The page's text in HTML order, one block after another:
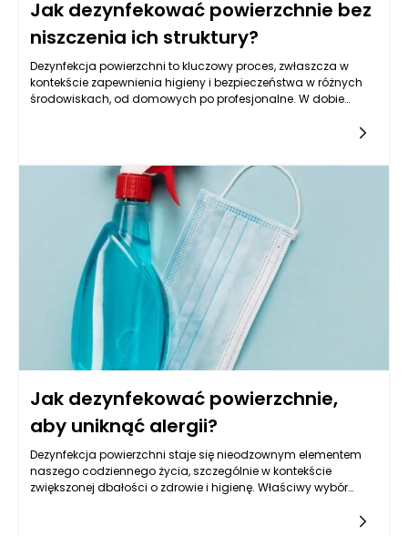
Jak dezynfekować powierzchnie bez
niszczenia ich struktury?
Dezynfekcja powierzchni to kluczowy proces, zwłaszcza w
kontekście zapewnienia higieny i bezpieczeństwa w różnych
środowiskach, od domowych po profesjonalne. W dobie
niektóre płyny do dezynfekcji powierzchni mogą szkodzić
delikatnym materiałom i strukturze powierzchni. Dlatego warto
znać skuteczne metody dezynfekcji, które nie tylko eliminują
drobnoustroje, ale także chronią powierzchnie przed
uszkodzeniem.
Jak dezynfekować powierzchnie,
aby uniknąć alergii?
Dezynfekcja powierzchni staje się nieodzownym elementem
naszego codziennego życia, szczególnie w kontekście
zwiększonej dbałości o zdrowie i higienę. Właściwy wybór